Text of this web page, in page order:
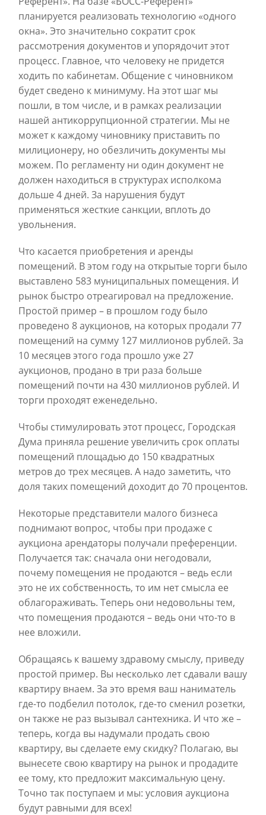
планируется реализовать технологию «одного
окна». Это значительно сократит срок
рассмотрения документов и упорядочит этот
процесс. Главное, что человеку не придется
ходить по кабинетам. Общение с чиновником
будет сведено к минимуму. На этот шаг мы
пошли, в том числе, и в рамках реализации
нашей антикоррупционной стратегии. Мы не
может к каждому чиновнику приставить по
милиционеру, но обезличить документы мы
можем. По регламенту ни один документ не
должен находиться в структурах исполкома
дольше 4 дней. За нарушения будут
применяться жесткие санкции, вплоть до
увольнения.
Что касается приобретения и аренды
помещений. В этом году на открытые торги было
выставлено 583 муниципальных помещения. И
рынок быстро отреагировал на предложение.
Простой пример – в прошлом году было
проведено 8 аукционов, на которых продали 77
помещений на сумму 127 миллионов рублей. За
10 месяцев этого года прошло уже 27
аукционов, продано в три раза больше
помещений почти на 430 миллионов рублей. И
торги проходят еженедельно.
Чтобы стимулировать этот процесс, Городская
Дума приняла решение увеличить срок оплаты
помещений площадью до 150 квадратных
метров до трех месяцев. А надо заметить, что
доля таких помещений доходит до 70 процентов.
Некоторые представители малого бизнеса
поднимают вопрос, чтобы при продаже с
аукциона арендаторы получали преференции.
Получается так: сначала они негодовали,
почему помещения не продаются – ведь если
это не их собственность, то им нет смысла ее
облагораживать. Теперь они недовольны тем,
что помещения продаются – ведь они что-то в
нее вложили.
Обращаясь к вашему здравому смыслу, приведу
простой пример. Вы несколько лет сдавали вашу
квартиру внаем. За это время ваш наниматель
где-то подбелил потолок, где-то сменил розетки,
он также не раз вызывал сантехника. И что же –
теперь, когда вы надумали продать свою
квартиру, вы сделаете ему скидку? Полагаю, вы
вынесете свою квартиру на рынок и продадите
ее тому, кто предложит максимальную цену.
Точно так поступаем и мы: условия аукциона
будут равными для всех!